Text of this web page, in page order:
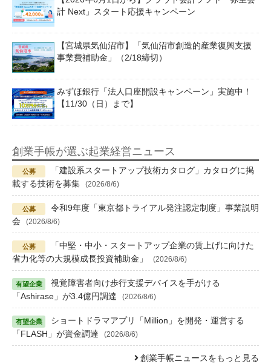
計 Next」スタート応援キャンペーン
【宮城県気仙沼市】「気仙沼市創造的産業復興支援
事業費補助金」（2/18締切）
みずほ銀行「法人口座開設キャンペーン」実施中！
【11/30（日）まで】
創業手帳が選ぶ起業経営ニュース
「建設系スタートアップ技術カタログ」カタログに掲
載する技術を募集
(2026/8/6)
令和9年度「東京都トライアル発注認定制度」事業説明
会
(2026/8/6)
「中堅・中小・スタートアップ企業の賃上げに向けた
省力化等の大規模成長投資補助金」
(2026/8/6)
視覚障害者向け歩行支援デバイスを手がける
「Ashirase」が3.4億円調達
(2026/8/6)
ショートドラマアプリ「Million」を開発・運営する
「FLASH」が資金調達
(2026/8/6)
創業手帳ニュースをもっと見る